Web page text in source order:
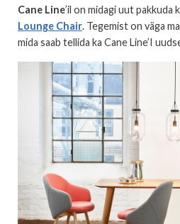
Cane Line’il on midagi uut pakkuda
Lounge Chair. Tegemist on väga
mida saab tellida ka Cane Line’I